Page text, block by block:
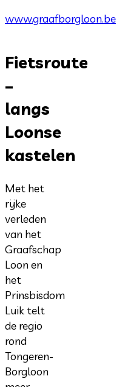
www.graafborgloon.be
Fietsroute
–
langs
Loonse
kastelen
Met het
rijke
verleden
van het
Graafschap
Loon en
het
Prinsbisdom
Luik telt
de regio
rond
Tongeren-
Borgloon